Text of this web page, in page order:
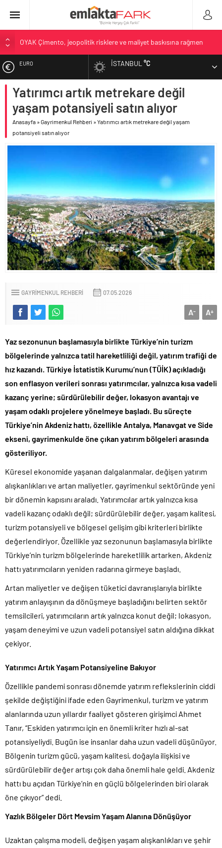
OYAK Çimento, jeopolitik risklere ve maliyet baskısına rağmen
Geberit Info Showroom, yaklaşık 300 sektör profesyonelini
Çimko, stratejik pazarlama vizyonuyla bayilerinin kurumsal
Birleşik Arap Emirlikleri’nin ilk yüksek hızlı demiryolu projesine
Kalyon İnşaat imzası
EURO
ALTIN
BIST
DOLAR
İSTANBUL°C
Yatırımcı artık metrekare değil
yaşam potansiyeli satın alıyor
Anasayfa »Gayrimenkul Rehberi »Yatırımcı artık metrekare değil yaşam
potansiyeli satın alıyor
GAYRIMENKUL REHBERI 07.05.2026
A+
A-
Yaz sezonunun başlamasıyla birlikte Türkiye’nin turizm
bölgelerinde yalnızca tatil hareketliliği değil, yatırım trafiği de
hız kazandı. Türkiye İstatistik Kurumu’nun (TÜİK) açıkladığı
son enflasyon verileri sonrası yatırımcılar, yalnızca kısa vadeli
kazanç yerine; sürdürülebilir değer, lokasyon avantajı ve
yaşam odaklı projelere yönelmeye başladı. Bu süreçte
Türkiye’nin Akdeniz hattı, özellikle Antalya, Manavgat ve Side
ekseni, gayrimenkulde öne çıkan yatırım bölgeleri arasında
gösteriliyor.
Küresel ekonomide yaşanan dalgalanmalar, değişen yatırım
alışkanlıkları ve artan maliyetler, gayrimenkul sektöründe yeni
bir dönemin kapısını araladı. Yatırımcılar artık yalnızca kısa
vadeli kazanç odaklı değil; sürdürülebilir değer, yaşam kalitesi,
turizm potansiyeli ve bölgesel gelişim gibi kriterleri birlikte
değerlendiriyor. Özellikle yaz sezonunun başlamasıyla birlikte
Türkiye’nin turizm bölgelerinde hareketlilik artarken, Akdeniz
hattı yatırımcıların yeniden radarına girmeye başladı.
Artan maliyetler ve değişen tüketici davranışlarıyla birlikte
yatırım anlayışının da dönüşmeye başladığını belirten sektör
temsilcileri, yatırımcıların artık yalnızca konut değil; lokasyon,
yaşam deneyimi ve uzun vadeli potansiyel satın aldığına dikkat
çekiyor.
Yatırımcı Artık Yaşam Potansiyeline Bakıyor
Özellikle pandemi sonrası dönemde yatırım reflekslerinin ciddi
şekilde değiştiğini ifade eden Gayrimenkul, turizm ve yatırım
alanlarında uzun yıllardır faaliyet gösteren girişimci Ahmet
Tanır, “Eskiden yatırımcı için en önemli kriter hızlı al-sat
potansiyeliydi. Bugün ise insanlar daha uzun vadeli düşünüyor.
Bölgenin turizm gücü, yaşam kalitesi, doğayla ilişkisi ve
sürdürülebilir değer artışı çok daha önemli hale geldi. Akdeniz
hattı bu açıdan Türkiye’nin en güçlü bölgelerinden biri olarak
öne çıkıyor” dedi.
Yazlık Bölgeler Dört Mevsim Yaşam Alanına Dönüşüyor
Uzaktan çalışma modeli, değişen yaşam alışkanlıkları ve şehir